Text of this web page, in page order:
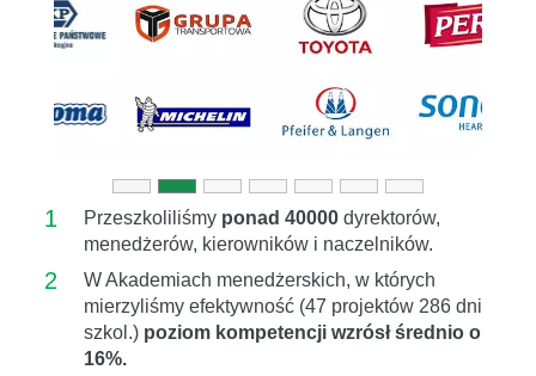
1 Przeszkoliliśmy ponad 40000 dyrektorów,
menedżerów, kierowników i naczelników.
2
W Akademiach menedżerskich, w których
mierzyliśmy efektywność (47 projektów 286 dni
szkol.) poziom kompetencji wzrósł średnio o
16%.